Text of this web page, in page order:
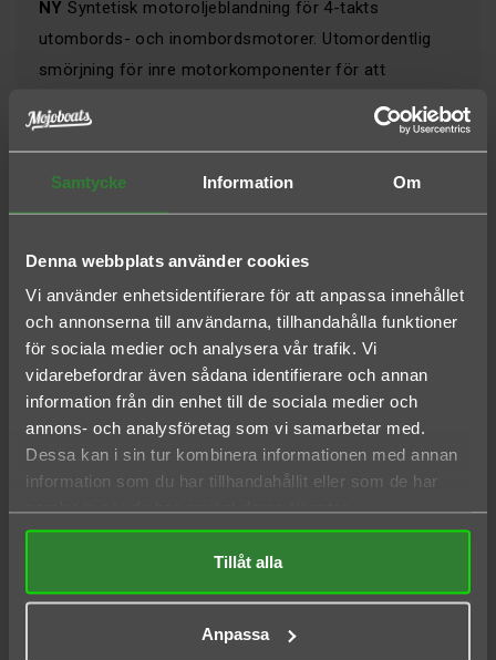
Samtycke Information Om
Denna webbplats använder cookies
Vi använder enhetsidentifierare för att anpassa innehållet
och annonserna till användarna, tillhandahålla funktioner
för sociala medier och analysera vår trafik. Vi
vidarebefordrar även sådana identifierare och annan
information från din enhet till de sociala medier och
annons- och analysföretag som vi samarbetar med.
Dessa kan i sin tur kombinera informationen med annan
information som du har tillhandahållit eller som de har
samlat in när du har använt deras tjänster.
Tillåt alla
Anpassa
NY Syntetisk motoroljeblandning för 4-takts
utombords- och inombordsmotorer. Utomordentlig
smörjning för inre motorkomponenter för att
reducerar även kolvringsbeläggningar. Överträffar alla
16 ANDRA PRODUKTER I SAMMA
KATEGORI:
POWER TRIM & STEERING FLUID
QUICKSILVER MERCURY 240ML
MOTOROLJA DIESEL SAE 5W-30
HELSYNTETISK QUICKSILVER